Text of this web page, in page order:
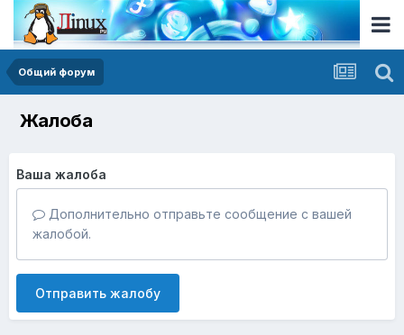
Общий форум
Жалоба
Ваша жалоба
Дополнительно отправьте сообщение с вашей
жалобой.
Отправить жалобу